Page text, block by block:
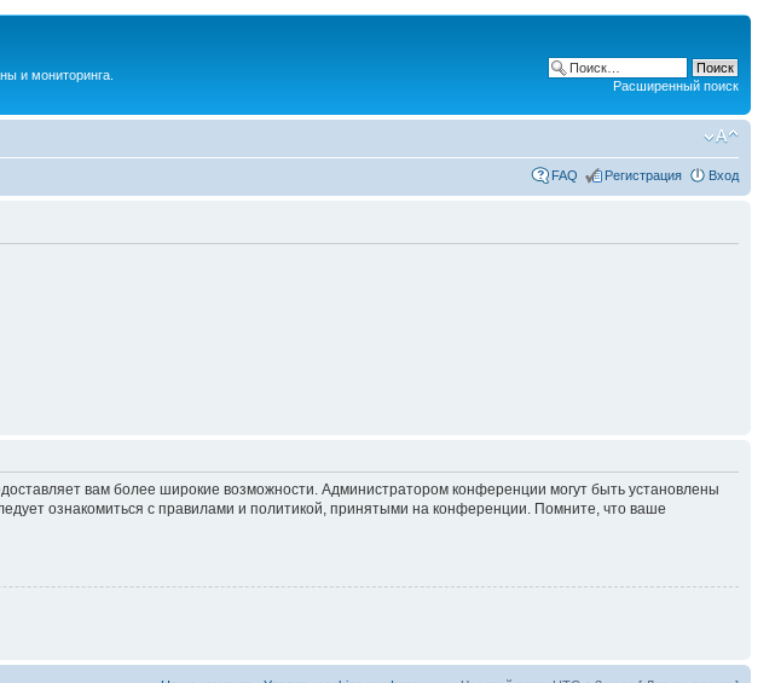
и мониторинга.
Расширенный поиск
FAQ Регистрация Вход
вам более широкие возможности. Администратором конференции могут быть установлены
ознакомиться с правилами и политикой, принятыми на конференции. Помните, что ваше